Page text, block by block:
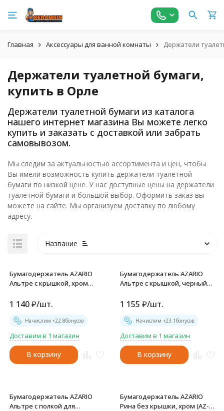
Главная Аксессуары для ванной комнаты Держатели
Держатели туалетной бумаги,
купить в Орле
Держатели туалетной бумаги из каталога
нашего интернет магазина Вы можете легко
купить и заказать с доставкой или забрать
самовывозом.
Мы следим за актуальностью ассортимента и цен, чтобы
Вы имели возможность купить держатели туалетной
бумаги по низкой цене. У нас доступные цены на держатели
туалетной бумаги и большой выбор. Оформить заказ вы
можете на сайте. Мы организуем доставку по любому
адресу.
Название
Бумагодержатель AZARIO
Альтре с крышкой, хром
1 140₽/шт.
Начислим +22.8бонусов
Доставим в 1 магазин
В корзину
Бумагодержатель AZARIO
Альтре с крышкой, черный
1 155 ₽/шт.
Начислим +23.1бонусов
Доставим в 1 магазин
В корзину
Бумагодержатель AZARIO
Альтре с полкой для
Бумагодержатель AZARIO
Рина без крышки, хром (AZ-